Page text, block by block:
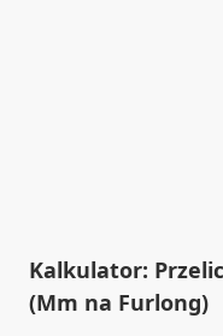
Kalkulator:
(Mm na Furlong)